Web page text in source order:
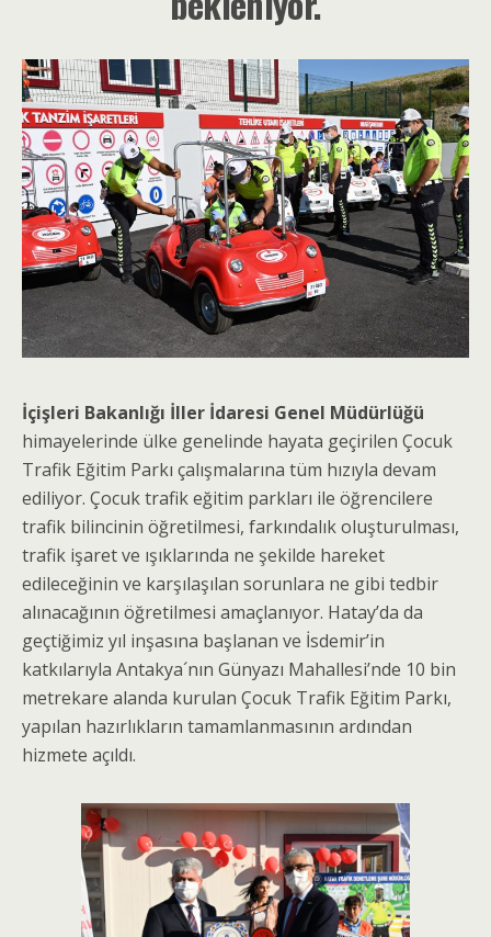
İçişleri Bakanlığı İller İdaresi Genel Müdürlüğü
himayelerinde ülke genelinde hayata geçirilen Çocuk
Trafik Eğitim Parkı çalışmalarına tüm hızıyla devam
ediliyor. Çocuk trafik eğitim parkları ile öğrencilere
trafik bilincinin öğretilmesi, farkındalık oluşturulması,
trafik işaret ve ışıklarında ne şekilde hareket
edileceğinin ve karşılaşılan sorunlara ne gibi tedbir
alınacağının öğretilmesi amaçlanıyor. Hatay’da da
geçtiğimiz yıl inşasına başlanan ve İsdemir’in
katkılarıyla Antakya´nın Günyazı Mahallesi’nde 10 bin
metrekare alanda kurulan Çocuk Trafik Eğitim Parkı,
yapılan hazırlıkların tamamlanmasının ardından
hizmete açıldı.